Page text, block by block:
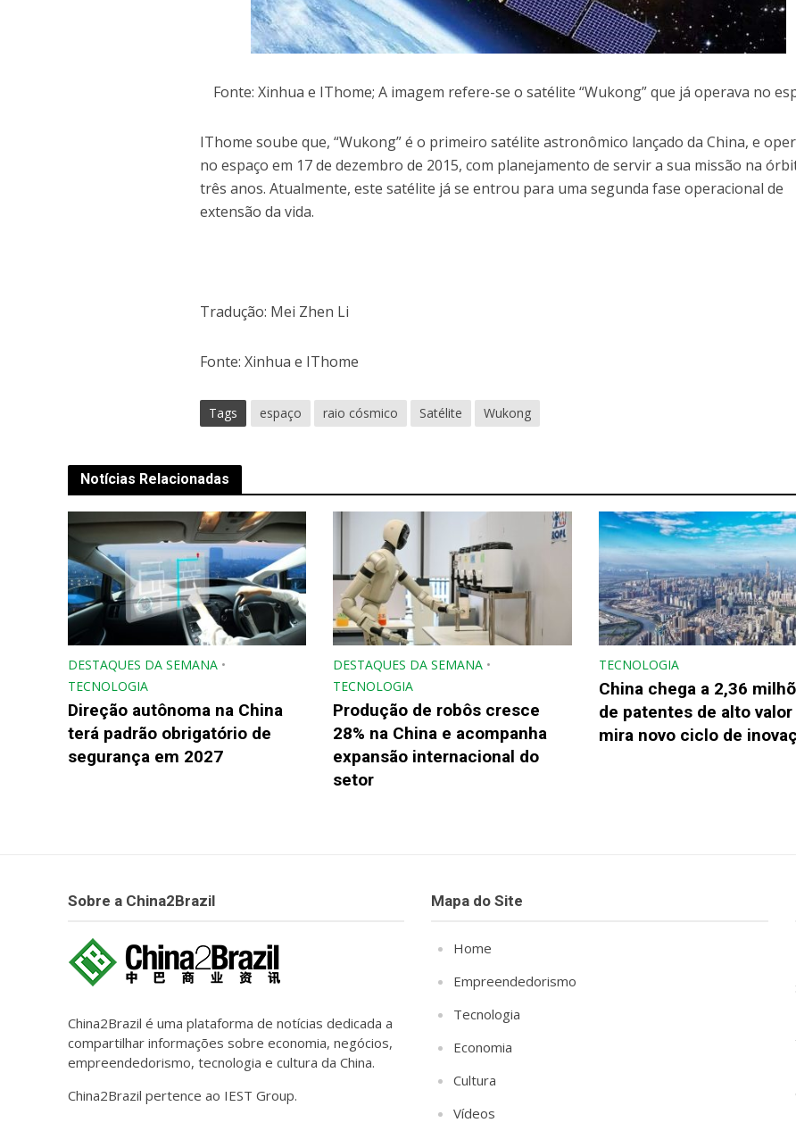
Fonte: Xinhua e IThome; A imagem refere-se o satélite “Wukong” que já operava no
IThome soube que, “Wukong” é o primeiro satélite astronômico lançado da China, e
no espaço em 17 de dezembro de 2015, com planejamento de servir a sua missão na
três anos. Atualmente, este satélite já se entrou para uma segunda fase operacional de
extensão da vida.
Tradução: Mei Zhen Li
Fonte: Xinhua e IThome
Tags espaço raio cósmico Satélite Wukong
Notícias Relacionadas
DESTAQUES DA SEMANA •
TECNOLOGIA
Direção autônoma na China
terá padrão obrigatório de
segurança em 2027
DESTAQUES DA SEMANA •
TECNOLOGIA
Produção de robôs cresce
28% na China e acompanha
expansão internacional do
setor
TECNOLOGIA
China chega a 2,36
de patentes de alto valor
mira novo ciclo de
Sobre a China2Brazil
China2Brazil é uma plataforma de notícias dedicada a
compartilhar informações sobre economia, negócios,
empreendedorismo, tecnologia e cultura da China.
China2Brazil pertence ao IEST Group.
Mapa do Site
Home
Empreendedorismo
Tecnologia
Economia
Cultura
Vídeos